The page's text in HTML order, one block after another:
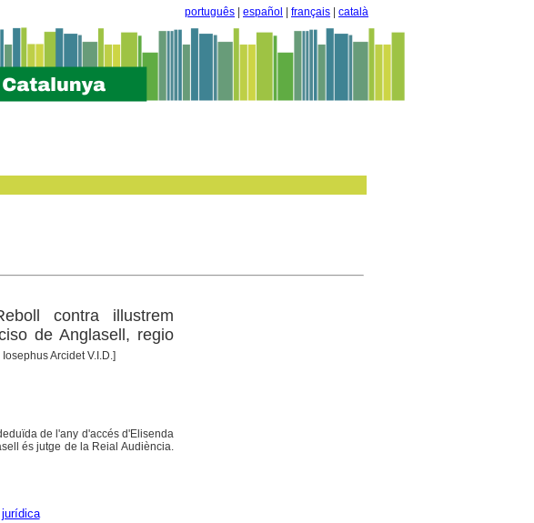
português español français català
contra illustrem
de Anglasell, regio
Arcidet V.I.D.]
de l'any d'accés d'Elisenda
és jutge de la Reial Audiència.